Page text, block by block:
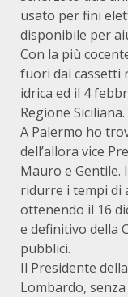
usato per fini
disponibile per
Con la più
fuori dai cassetti
idrica ed il 4
Regione Siciliana.
A Palermo ho
dell’allora vice
Mauro e
ridurre i tempi di
ottenendo il 16
e definitivo della
pubblici.
Il Presidente
Lombardo,